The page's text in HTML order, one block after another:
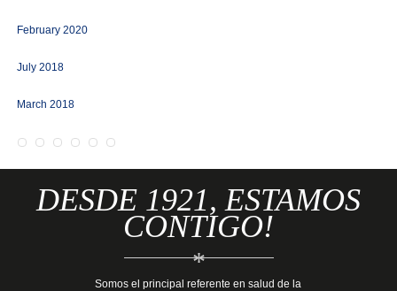
February 2020
July 2018
March 2018
DESDE 1921, ESTAMOS
CONTIGO!
*
Somos el principal referente en salud de la